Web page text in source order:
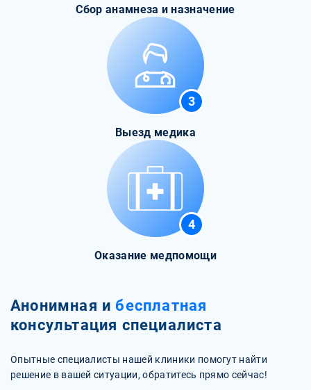
Сбор анамнеза и назначение
3
Выезд медика
4
Оказание медпомощи
Анонимная и бесплатная
консультация специалиста
Опытные специалисты нашей клиники помогут найти
решение в вашей ситуации, обратитесь прямо сейчас!